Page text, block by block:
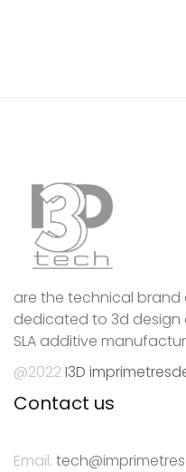
are the technical brand
dedicated to 3d design
SLA additive
@2022 I3D
Contact us
Email: